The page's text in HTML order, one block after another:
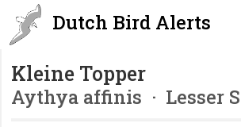
Dutch Bird Alerts
Kleine Topper
Aythya affinis · Lesser